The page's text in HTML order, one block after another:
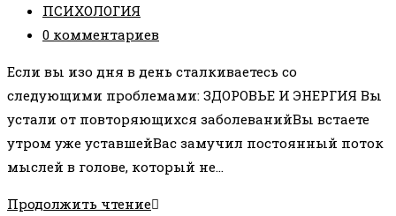
Рубрика
записи:
ПСИХОЛОГИЯ
Комментарии
записи:
0 комментариев
Если вы изо дня в день сталкиваетесь со
следующими проблемами: ЗДОРОВЬЕ И ЭНЕРГИЯ Вы
устали от повторяющихся заболеванийВы встаете
утром уже уставшейВас замучил постоянный поток
мыслей в голове, который не…
Продолжить чтениеКАКИЕ